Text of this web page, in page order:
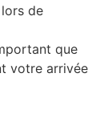
de
que
votre arrivée